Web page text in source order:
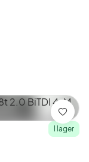
I lager
Spara